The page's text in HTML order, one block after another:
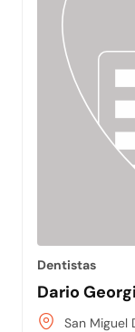
Dentistas
Dario
San Miguel